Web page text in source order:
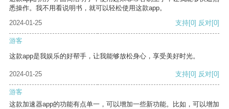
悉操作。我不用看说明书，就可以轻松使用这款app。
2024-01-25
支持[0] 反对[0]
游客
这款app是我娱乐的好帮手，让我能够放松身心，享受美好时光。
2024-01-25 支持[0] 反对[0]
游客
这款加速器app的功能有点单一，可以增加一些新功能。比如，可以增加